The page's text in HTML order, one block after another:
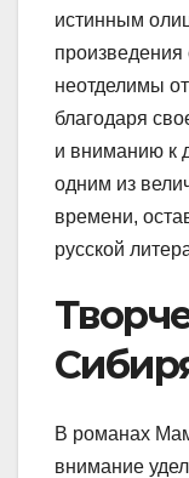
истинным
неотделимы
благодаря
и вниманию к
одним из
времени,
русской
В романах
внимание